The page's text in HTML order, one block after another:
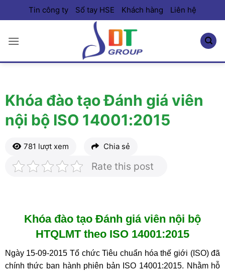
qua
dung
Tin công ty Sổ tay HSE Khách hàng Liên hệ
Khóa đào tạo Đánh giá viên
nội bộ ISO 14001:2015
781 lượt xem Chia sẻ
Rate this post
Khóa đào tạo Đánh giá viên nội bộ
HTQLMT theo ISO 14001:2015
Ngày 15-09-2015 Tổ chức Tiêu chuẩn hóa thế giới (ISO) đã
chính thức ban hành phiên bản ISO 14001:2015. Nhằm hỗ